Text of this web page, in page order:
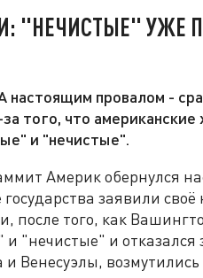
"НЕЧИСТЫЕ" УЖЕ
провалом -
того, что американские
и "нечистые".
Америк обернулся
заявили своё
после того, как
"нечистые" и отказался
Венесуэлы,